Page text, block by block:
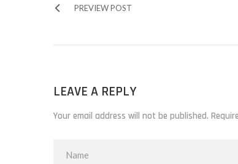
PREVIEW POST
LEAVE A REPLY
Your email address will not be published.